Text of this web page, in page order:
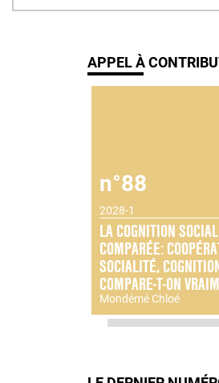
APPEL À
n°88
2028-1
LA COGNITION
COMPARÉE:
SOCIALITÉ,
COMPARE-T-ON
Mondémé Chloé